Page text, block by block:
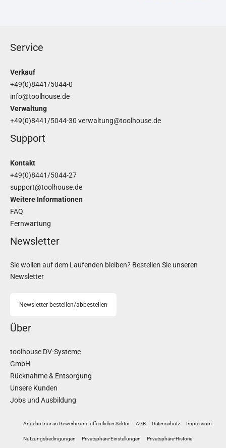
Service
Verkauf
+49(0)8441/5044-0
info@toolhouse.de
Verwaltung
+49(0)8441/5044-30 verwaltung@toolhouse.de
Support
Kontakt
+49(0)8441/5044-27
support@toolhouse.de
Weitere Informationen
FAQ
Fernwartung
Newsletter
Sie wollen auf dem Laufenden bleiben? Bestellen Sie unseren
Newsletter
Newsletter bestellen/abbestellen
Über
toolhouse DV-Systeme
GmbH
Rücknahme & Entsorgung
Unsere Kunden
Jobs und Ausbildung
Angebot nur an Gewerbe und öffentlicher Sektor AGB Datenschutz Impressum
Nutzungsbedingungen Privatsphäre-Einstellungen Privatsphäre-Historie